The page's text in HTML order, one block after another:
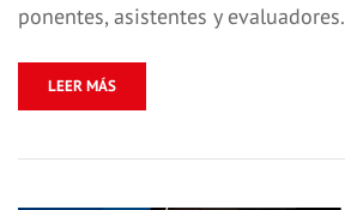
ponentes, asistentes y evaluadores.
LEER MÁS